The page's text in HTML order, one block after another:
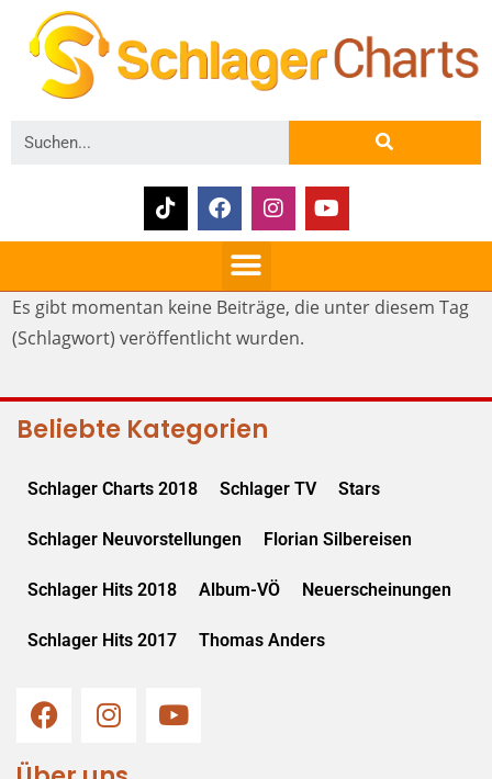
Es gibt momentan keine Beiträge, die unter diesem Tag
(Schlagwort) veröffentlicht wurden.
Beliebte Kategorien
Schlager Charts 2018 Schlager TV Stars
Schlager Neuvorstellungen Florian Silbereisen
Schlager Hits 2018 Album-VÖ Neuerscheinungen
Schlager Hits 2017 Thomas Anders